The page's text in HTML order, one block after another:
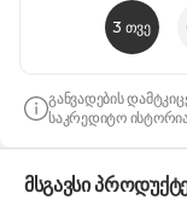
3 თვე
განვადების
საკრედიტო
მსგავსი